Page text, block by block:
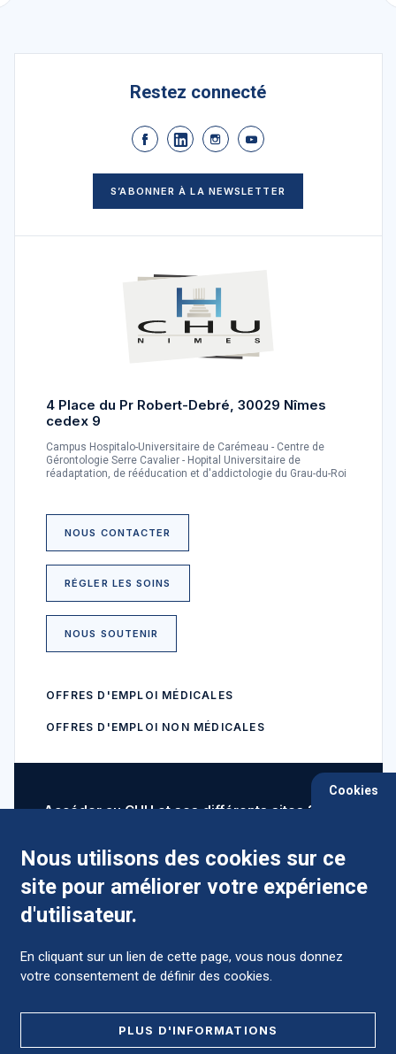
Restez connecté
S’ABONNER À LA NEWSLETTER
4 Place du Pr Robert-Debré, 30029 Nîmes
cedex 9
Campus Hospitalo-Universitaire de Carémeau - Centre de
Gérontologie Serre Cavalier - Hopital Universitaire de
réadaptation, de rééducation et d'addictologie du Grau-du-Roi
NOUS CONTACTER
RÉGLER LES SOINS
NOUS SOUTENIR
OFFRES D'EMPLOI MÉDICALES
OFFRES D'EMPLOI NON MÉDICALES
Accéder au CHU et ses différents sites ?
Comment préparer mon hospitalisation ?
Cookies
Nous utilisons des cookies sur ce
site pour améliorer votre expérience
d'utilisateur.
En cliquant sur un lien de cette page, vous nous donnez
votre consentement de définir des cookies.
PLUS D'INFORMATIONS